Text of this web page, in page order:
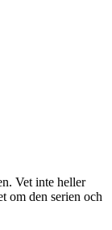
Vet inte heller
om den serien och